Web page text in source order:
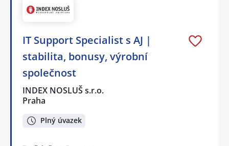
IT Support Specialist s AJ |
stabilita, bonusy, výrobní
společnost
INDEX NOSLUŠ s.r.o.
Praha
Plný úvazek